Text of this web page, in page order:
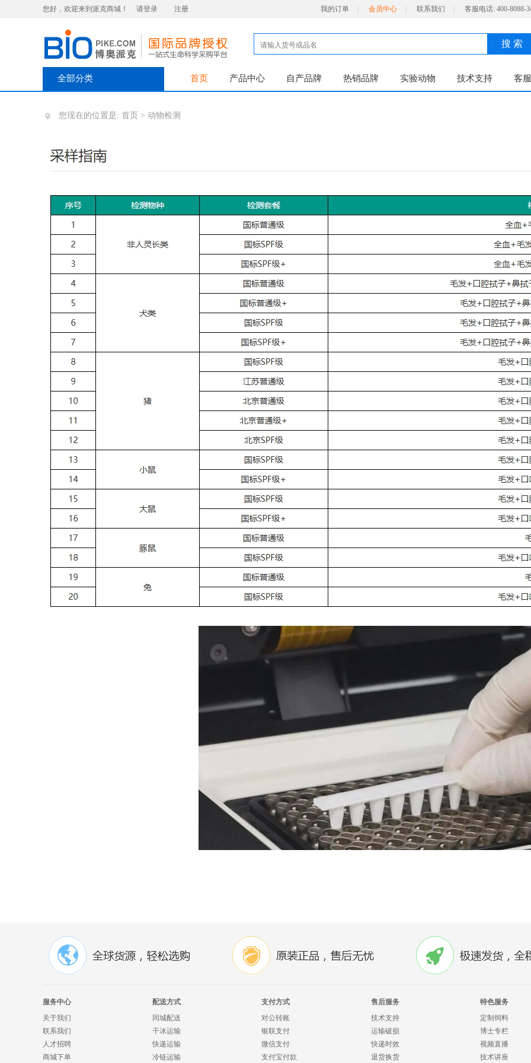
您好，欢迎来到派克商城！ 请登录 注册 我的订单 会员中心 联系我们 客服电话: 400-8088-
搜 索
全部分类 首页 产品中心 自产品牌 热销品牌 实验动物 技术支持 客服
您现在的位置是: 首页 > 动物检测
服务中心
关于我们
联系我们
人才招聘
商城下单
配送方式
同城配送
干冰运输
快递运输
冷链运输
支付方式
对公转账
银联支付
微信支付
支付宝付款
售后服务
技术支持
运输破损
快递时效
退货换货
特色服务
定制饲料
博士专栏
视频直播
技术讲座